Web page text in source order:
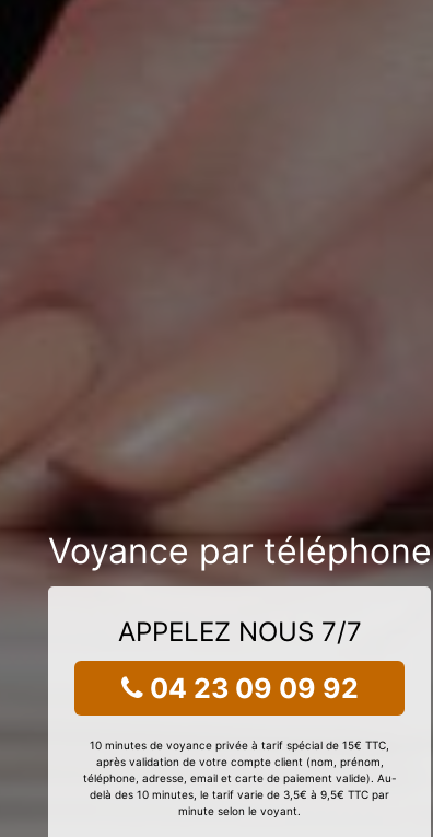
Voyance par téléphone
APPELEZ NOUS 7/7
04 23 09 09 92
10 minutes de voyance privée à tarif spécial de 15€ TTC,
après validation de votre compte client (nom, prénom,
téléphone, adresse, email et carte de paiement valide). Au-
delà des 10 minutes, le tarif varie de 3,5€ à 9,5€ TTC par
minute selon le voyant.